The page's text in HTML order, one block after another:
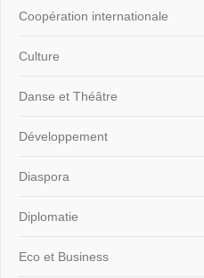
Coopération internationale
Culture
Danse et Théâtre
Développement
Diaspora
Diplomatie
Eco et Business